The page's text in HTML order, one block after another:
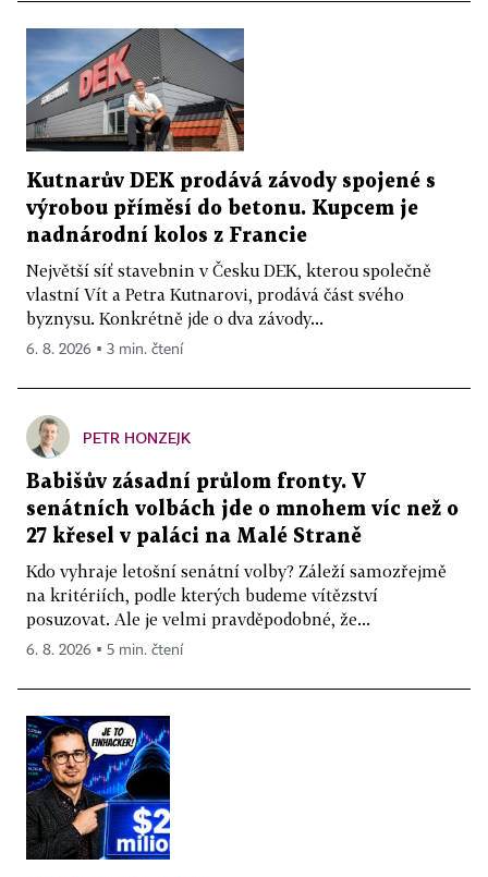
Kutnarův DEK prodává závody spojené s
výrobou příměsí do betonu. Kupcem je
nadnárodní kolos z Francie
Největší síť stavebnin v Česku DEK, kterou společně
vlastní Vít a Petra Kutnarovi, prodává část svého
byznysu. Konkrétně jde o dva závody...
6. 8. 2026 ▪ 3 min. čtení
PETR HONZEJK
Babišův zásadní průlom fronty. V
senátních volbách jde o mnohem víc než o
27 křesel v paláci na Malé Straně
Kdo vyhraje letošní senátní volby? Záleží samozřejmě
na kritériích, podle kterých budeme vítězství
posuzovat. Ale je velmi pravděpodobné, že...
6. 8. 2026 ▪ 5 min. čtení